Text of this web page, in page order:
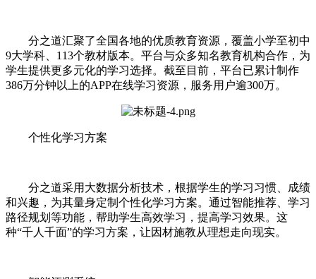
分之道汇聚了全国各地的优质教育资源，覆盖小学至初中
9大学科、113个教材版本。平台与众多知名教育机构合作，为
学生提供更多元化的学习选择。截至目前，平台已累计制作
386万分钟以上的APP在线学习资源，服务用户逾300万。
个性化学习方案
分之道采用大数据分析技术，根据学生的学习习惯、成绩
和兴趣，为其量身定制个性化学习方案。通过智能推荐、学习
路径规划等功能，帮助学生高效学习，提高学习效果。这
种“千人千面”的学习方案，让因材施教从理想走向现实。